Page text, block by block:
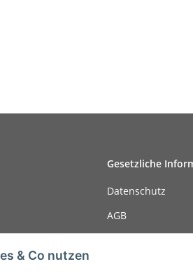
Gesetzliche
Datenschutz
AGB
& Co nutzen